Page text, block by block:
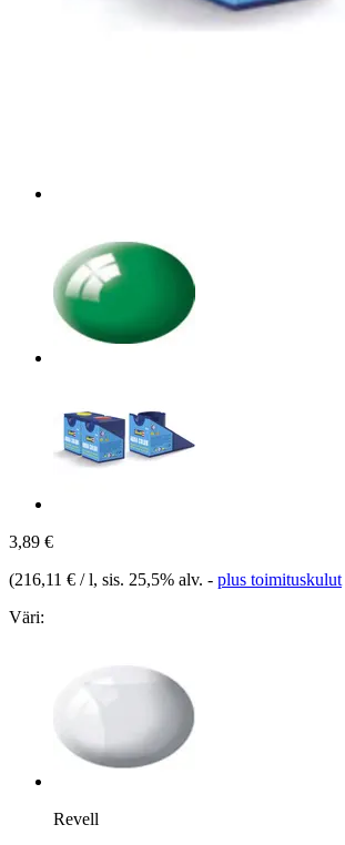
3,89 €
(216,11 € / l, sis. 25,5% alv. - plus toimituskulut
Väri:
Revell